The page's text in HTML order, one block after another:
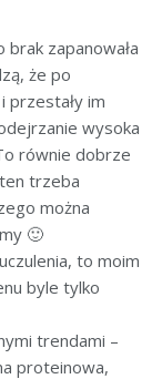
brak zapanowała
że po
przestały im
wysoka
równie dobrze
trzeba
można
🙂
to moim
byle tylko
trendami –
proteinowa,